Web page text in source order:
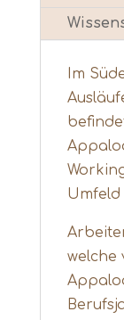
Im
welche